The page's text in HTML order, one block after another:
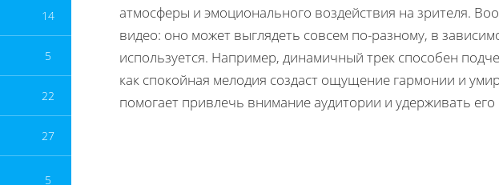
14
5
22
27
5
атмосферы и эмоционального воздействия на зрителя.
видео: оно может выглядеть совсем по-разному, в
используется. Например, динамичный трек способен
как спокойная мелодия создаст ощущение гармонии и
помогает привлечь внимание аудитории и удерживать